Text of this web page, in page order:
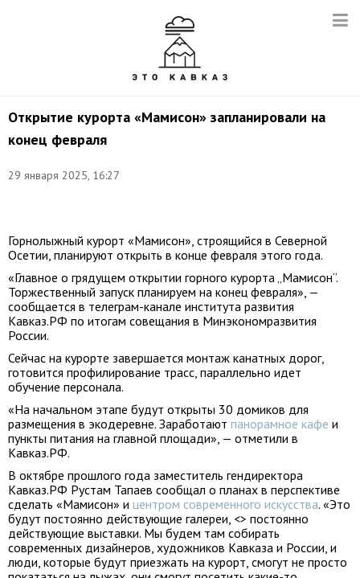
Открытие курорта «Мамисон» запланировали на
конец февраля
29 января 2025, 16:27
Горнолыжный курорт «Мамисон», строящийся в Северной
Осетии, планируют открыть в конце февраля этого года.
«Главное о грядущем открытии горного курорта „Мамисон“.
Торжественный запуск планируем на конец февраля», —
сообщается в телеграм-канале института развития
Кавказ.РФ по итогам совещания в Минэкономразвития
России.
Сейчас на курорте завершается монтаж канатных дорог,
готовится профилирование трасс, параллельно идет
обучение персонала.
«На начальном этапе будут открыты 30 домиков для
размещения в экодеревне. Заработают панорамное кафе и
пункты питания на главной площади», — отметили в
Кавказ.РФ.
В октябре прошлого года заместитель гендиректора
Кавказ.РФ Рустам Тапаев сообщал о планах в перспективе
сделать «Мамисон» и центром современного искусства. «Это
будут постоянно действующие галереи, <> постоянно
действующие выставки. Мы будем там собирать
современных дизайнеров, художников Кавказа и России, и
люди, которые будут приезжать на курорт, смогут не просто